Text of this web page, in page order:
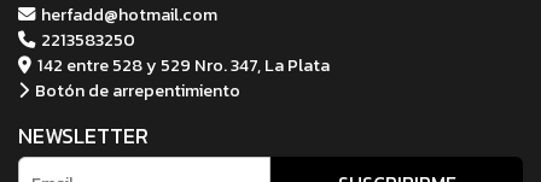
herfadd@hotmail.com
2213583250
142 entre 528 y 529 Nro. 347, La Plata
Botón de arrepentimiento
NEWSLETTER